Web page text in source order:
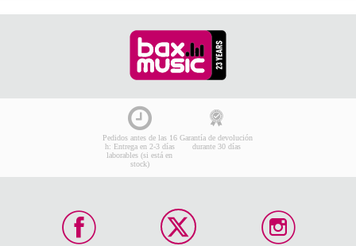
Pedidos antes de las 16
h: Entrega en 2-3 días
laborables (si está en
stock)
Garantía de devolución
durante 30 días